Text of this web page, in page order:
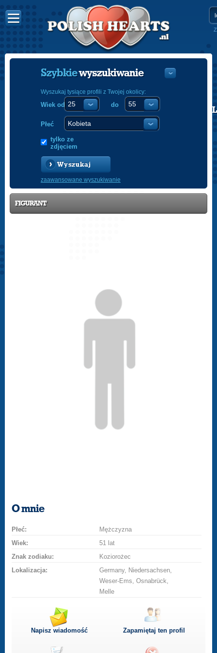
POLISH
Szybkiewyszukiwanie
Wyszukaj tysiące profili z Twojej okolicy:
Wiek od do
Płeć
tylko ze
zdjęciem
Wyszukaj
zaawansowane wyszukiwanie
FIGURANT
O mnie
Płeć:
Mężczyzna
Wiek:
51 lat
Znak zodiaku:
Koziorożec
Lokalizacja:
Germany, Niedersachsen,
Weser-Ems, Osnabrück,
Melle
Napisz wiadomość Zapamiętaj ten profil